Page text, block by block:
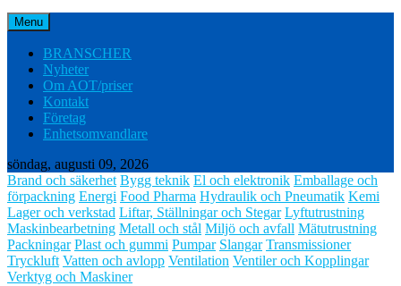
Menu
BRANSCHER
Nyheter
Om AOT/priser
Kontakt
Företag
Enhetsomvandlare
söndag, augusti 09, 2026
Brand och säkerhet Bygg teknik El och elektronik Emballage och
förpackning Energi Food Pharma Hydraulik och Pneumatik Kemi
Lager och verkstad Liftar, Ställningar och Stegar Lyftutrustning
Maskinbearbetning Metall och stål Miljö och avfall Mätutrustning
Packningar Plast och gummi Pumpar Slangar Transmissioner
Tryckluft Vatten och avlopp Ventilation Ventiler och Kopplingar
Verktyg och Maskiner